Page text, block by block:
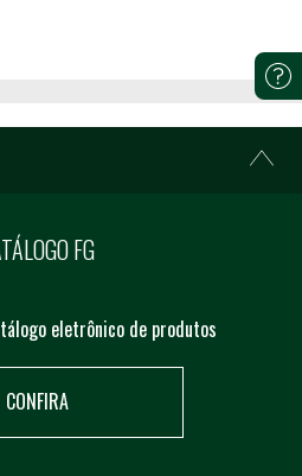
FG
eletrônico de produtos
CONFIRA